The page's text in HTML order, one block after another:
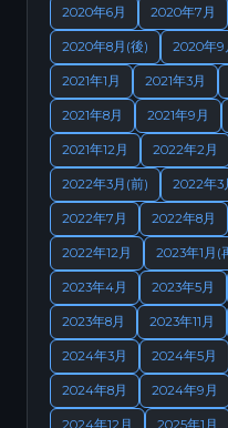
2020年6月 2020年7月
2020年8月(後) 2020年9
2021年1月 2021年3月
2021年8月 2021年9月
2021年12月 2022年2月
2022年3月(前) 2022年3
2022年7月 2022年8月
2022年12月 2023年1月(
2023年4月 2023年5月
2023年8月 2023年11月
2024年3月 2024年5月
2024年8月 2024年9月
2024年12月 2025年1月